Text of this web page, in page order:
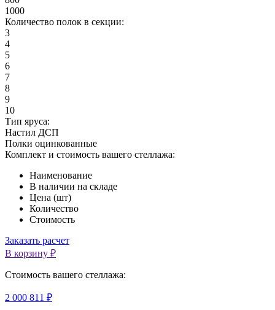
1000
Количество полок в секции:
3
4
5
6
7
8
9
10
Тип яруса:
Настил ДСП
Полки оцинкованные
Комплект и стоимость вашего стеллажа:
Наименование
В наличии на складе
Цена (шт)
Количество
Стоимость
Заказать расчет
В корзину ₽
Cтоимость вашего стеллажа:
2 000 811 ₽